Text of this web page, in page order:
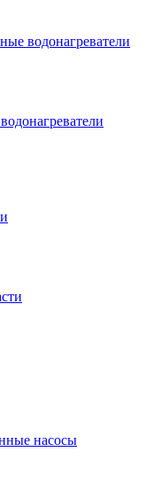
водонагреватели
насосы